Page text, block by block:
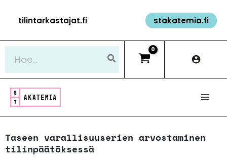
sisältöön
tilintarkastajat.fi stakatemia.fi
Taseen varallisuuserien arvostaminen
tilinpäätöksessä